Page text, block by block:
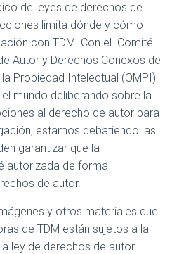
de leyes de derechos de
limita dónde y cómo
con TDM. Con el Comité
Autor y Derechos Conexos de
Propiedad Intelectual (OMPI)
mundo deliberando sobre la
al derecho de autor para
estamos debatiendo las
garantizar que la
autorizada de forma
de autor.
y otros materiales que
de TDM están sujetos a la
ley de derechos de autor